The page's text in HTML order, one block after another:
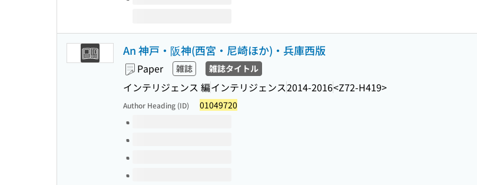
An 神戸・阪神(西宮・尼崎ほか)・兵庫西版
Paper 雑誌 雑誌タイトル
インテリジェンス 編インテリジェンス2014-2016<Z72-H419>
Author Heading (ID) 01049720
Volumes of this title